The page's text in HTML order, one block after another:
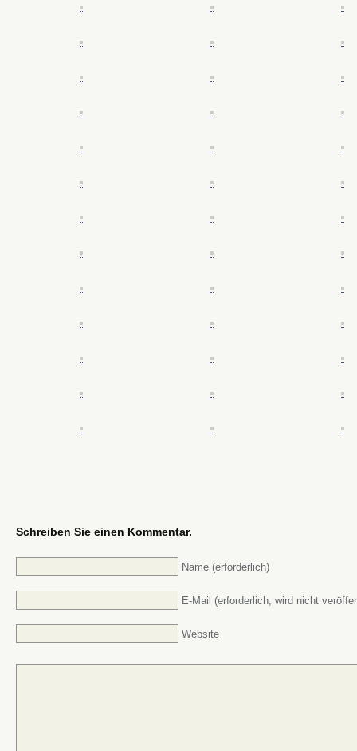
Schreiben Sie einen Kommentar.
Name (erforderlich)
E-Mail (erforderlich, wird nicht
Website